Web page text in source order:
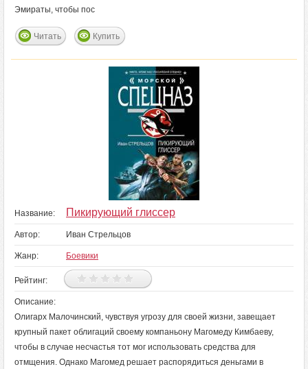
Эмираты, чтобы пос
Читать Купить
Название: Пикирующий глиссер
Автор: Иван Стрельцов
Жанр: Боевики
Рейтинг:
Описание:
Олигарх Малочинский, чувствуя угрозу для своей жизни, завещает
крупный пакет облигаций своему компаньону Магомеду Кимбаеву,
чтобы в случае несчастья тот мог использовать средства для
отмщения. Однако Магомед решает распорядиться деньгами в